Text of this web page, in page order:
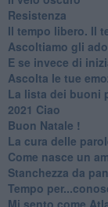
Resistenza
​Il tempo libero. Il
Ascoltiamo gli
​E se invece di
​Ascolta le tue
​La lista dei buoni
2021 Ciao
Buon Natale !
​La cura delle
​Come nasce un
Stanchezza da
​Tempo
​Mi sento come